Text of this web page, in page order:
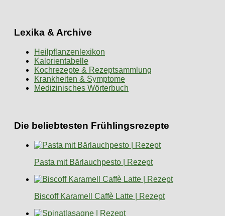
Lexika & Archive
Heilpflanzenlexikon
Kalorientabelle
Kochrezepte & Rezeptsammlung
Krankheiten & Symptome
Medizinisches Wörterbuch
Die beliebtesten Frühlingsrezepte
Pasta mit Bärlauchpesto | Rezept
Biscoff Karamell Caffè Latte | Rezept